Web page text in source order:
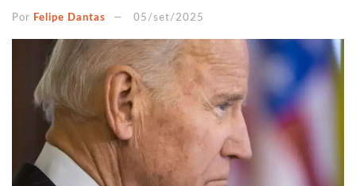
Por Felipe Dantas 05/set/2025